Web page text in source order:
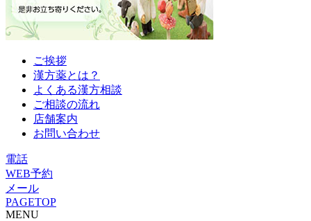
ご挨拶
漢方薬とは？
よくある漢方相談
ご相談の流れ
店舗案内
お問い合わせ
電話
WEB予約
メール
PAGETOP
MENU